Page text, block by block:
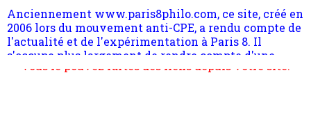
l'actualité et de l'expérimentation à Paris 8. Il
s'occupe plus largement de rendre compte d'une
transformation dans les paradigmes philosophiques
suivant la pensée du Dehors ou du Surpli, omme la